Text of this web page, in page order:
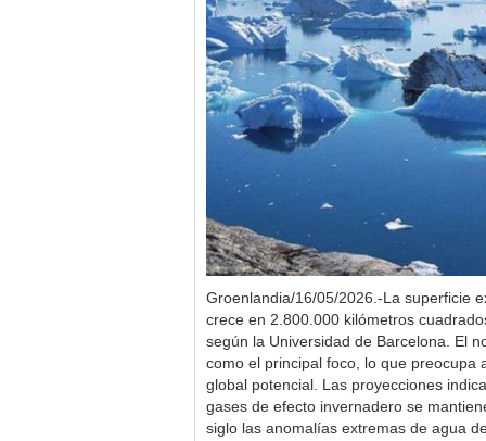
Groenlandia/16/05/2026.-La superficie
crece en 2.800.000 kilómetros
según la Universidad de Barcelona. El
como el principal foco, lo que preocupa
global potencial. Las proyecciones
gases de efecto invernadero se
siglo las anomalías extremas de agua